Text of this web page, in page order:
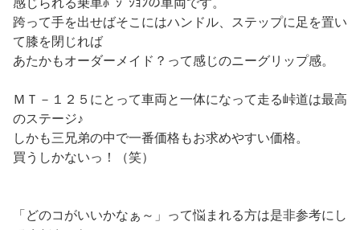
跨って手を出せばそこにはハンドル、ステップに足を置い
て膝を閉じれば
あたかもオーダーメイド？って感じのニーグリップ感。
ＭＴ－１２５にとって車両と一体になって走る峠道は最高
のステージ♪
しかも三兄弟の中で一番価格もお求めやすい価格。
買うしかないっ！（笑）
「どのコがいいかなぁ～」って悩まれる方は是非参考にし